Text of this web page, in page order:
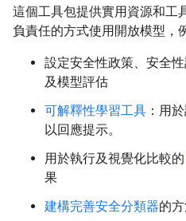
這個工具包提供實用資源和工
負責任的方式使用開放模型，
設定安全性政策、安全
及模型評估
可解釋性學習工具 ：用
以回應提示。
用於執行及視覺化比較的
果
建構完善安全分類器的